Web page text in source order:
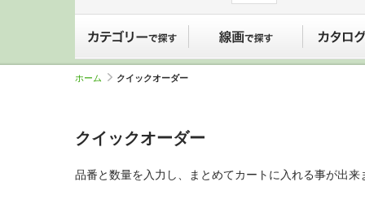
ホーム クイックオーダー
クイックオーダー
品番と数量を入力し、まとめてカートに入れる事が出来